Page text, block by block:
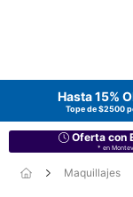
Hasta 15%
Tope de $2500
Oferta con
* en
Maquillajes